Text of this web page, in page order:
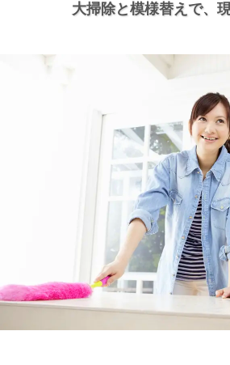
大掃除と模様替えで、